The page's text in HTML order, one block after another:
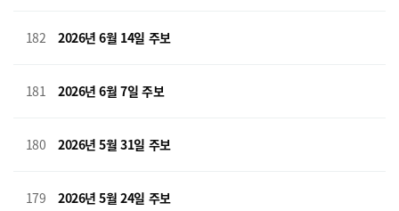
182 2026년 6월 14일 주보
181 2026년 6월 7일 주보
180 2026년 5월 31일 주보
179 2026년 5월 24일 주보